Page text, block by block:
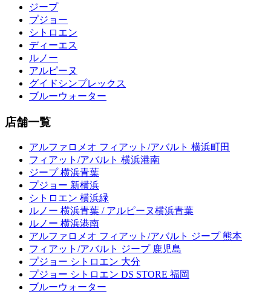
ジープ
プジョー
シトロエン
ディーエス
ルノー
アルピーヌ
グイドシンプレックス
ブルーウォーター
店舗一覧
アルファロメオ フィアット/アバルト 横浜町田
フィアット/アバルト 横浜港南
ジープ 横浜青葉
プジョー 新横浜
シトロエン 横浜緑
ルノー 横浜青葉 / アルピーヌ横浜青葉
ルノー 横浜港南
アルファロメオ フィアット/アバルト ジープ 熊本
フィアット/アバルト ジープ 鹿児島
プジョー シトロエン 大分
プジョー シトロエン DS STORE 福岡
ブルーウォーター